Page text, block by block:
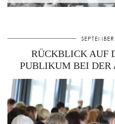
RÜCKBLICK AUF
PUBLIKUM BEI DER